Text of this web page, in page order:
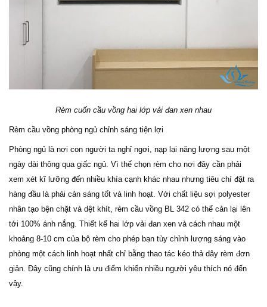
Rèm cuốn cầu vồng hai lớp vải đan xen nhau
Rèm cầu vồng phòng ngủ chỉnh sáng tiện lợi
Phòng ngủ là nơi con người ta nghỉ ngơi, nạp lại năng lượng sau một
ngày dài thông qua giấc ngủ. Vì thế chọn rèm cho nơi đây cần phải
xem xét kĩ lưỡng đến nhiều khía cạnh khác nhau nhưng tiêu chí đặt ra
hàng đầu là phải cản sáng tốt và linh hoạt. Với chất liệu sợi polyester
nhân tạo bện chặt và dệt khít, rèm cầu vồng BL 342 có thể cản lại lên
tới 100% ánh nắng. Thiết kế hai lớp vải đan xen và cách nhau một
khoảng 8-10 cm của bộ rèm cho phép bạn tùy chỉnh lượng sáng vào
phòng một cách linh hoạt nhất chỉ bằng thao tác kéo thả dây rèm đơn
giản. Đây cũng chính là ưu điểm khiến nhiều người yêu thích nó đến
vậy.